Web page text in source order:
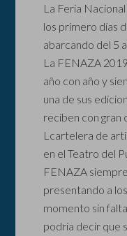
La Feria
los primero días
abarcando del 5
La FENAZA
año con año y
una de sus
reciben con gran
Lcartelera de
en el Teatro del
FENAZA
presentando a
momento sin
podría decir que